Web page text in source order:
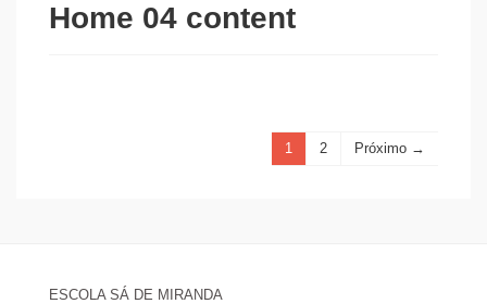
Home 04 content
1 2 Próximo →
ESCOLA SÁ DE MIRANDA